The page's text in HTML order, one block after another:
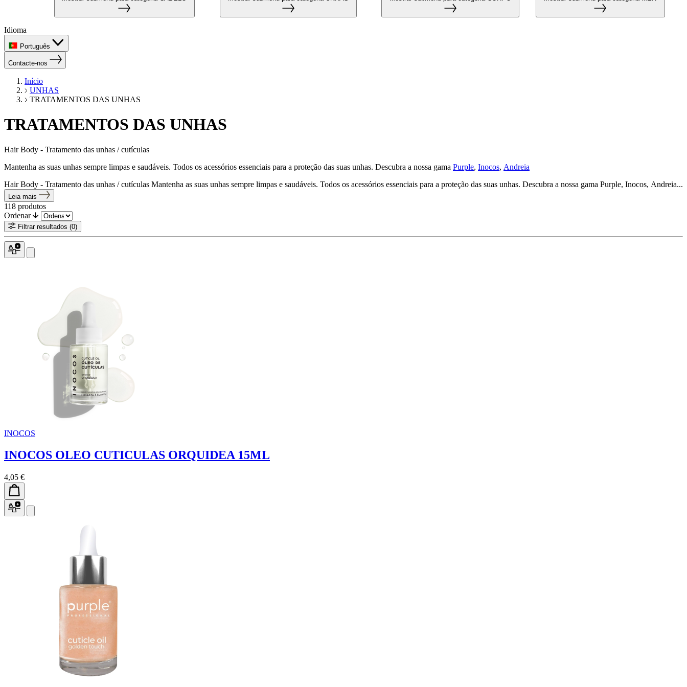
Idioma
Português
Contacte-nos
Início
UNHAS
TRATAMENTOS DAS UNHAS
TRATAMENTOS DAS UNHAS
Hair Body - Tratamento das unhas / cutículas
Mantenha as suas unhas sempre limpas e saudáveis. Todos os acessórios essenciais para a proteção das suas unhas. Descubra a nossa gama Purple, Inocos, Andreia
Hair Body - Tratamento das unhas / cutículas Mantenha as suas unhas sempre limpas e saudáveis. Todos os acessórios essenciais para a proteção das suas unhas. Descubra a nossa gama Purple, Inocos, Andreia...
Leia mais
118 produtos
Ordenar
Filtrar resultados (0)
INOCOS
INOCOS OLEO CUTICULAS ORQUIDEA 15ML
4,05 €